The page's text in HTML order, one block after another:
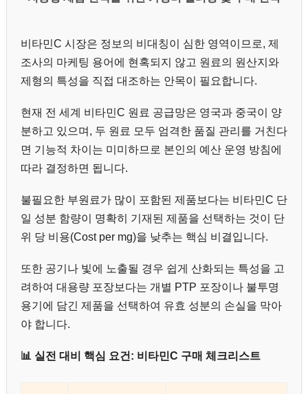
비타민C 시장은 정보의 비대칭이 심한 영역이므로, 제
조사의 마케팅 용어에 현혹되지 않고 원료의 원산지와
제형의 특성을 직접 대조하는 안목이 필요합니다.
현재 전 세계 비타민C 원료 공급망은 영국과 중국이 양
분하고 있으며, 두 원료 모두 엄격한 품질 관리를 거친다
면 기능적 차이는 미미하므로 본인의 예산 운영 방침에
따라 결정하면 됩니다.
불필요한 부원료가 많이 포함된 제품보다는 비타민C 단
일 성분 함량이 명확히 기재된 제품을 선택하는 것이 단
위 당 비용(Cost per mg)을 낮추는 핵심 비결입니다.
또한 공기나 빛에 노출될 경우 쉽게 산화되는 특성을 고
려하여 대용량 포장보다는 개별 PTP 포장이나 불투명
용기에 담긴 제품을 선택하여 유효 성분의 손실을 막아
야 합니다.
📊 실전 대비 핵심 요건: 비타민C 구매 체크리스트